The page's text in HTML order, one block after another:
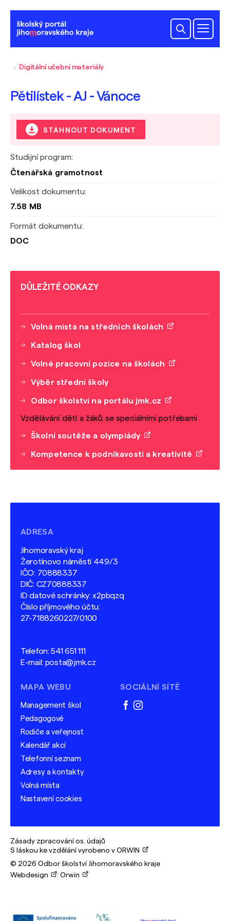
Digitální učební materiály
Pětilístek - AJ - Vánoce
STÁHNOUT DOKUMENT
Studijní program:
Čtenářská gramotnost
Velikost dokumentu:
7.58 MB
Formát dokumentu:
DOC
DŮLEŽITÉ ODKAZY
Volná místa na středních školách
Katalog škol
Volné pracovní pozice na školách
Výběr střední školy
Odbor školství na portálu jmk.cz
Vzdělávání dětí a žáků se speciálními potřebami
Školní soutěže a olympiády
Kompetence k podnikavosti a kreativitě
ADRESA
Jihomoravský kraj
Žerotínovo náměstí 449/3
IČO: 70888337
DIČ: CZ70888337
ID datové schránky: x2pbqzq
Číslo příjmového účtu:
27-7188260227/0100
Telefon:541 651 111
E-mail: posta@jmk.cz
MAPA WEBU
Management škol
Pedagogové
Rodiče a veřejnost
Kalendář akcí
Telefonní seznam
Adresy a kontakty
Volná místa
Nastavení cookies
SOCIÁLNÍ SÍTĚ
facebook
instagram
Zásady zpracování os. údajů
S láskou ke vzdělání vyrobeno v ORWIN
© 2026 Odbor školství Jihomoravského kraje
Webdesign
: Orwin